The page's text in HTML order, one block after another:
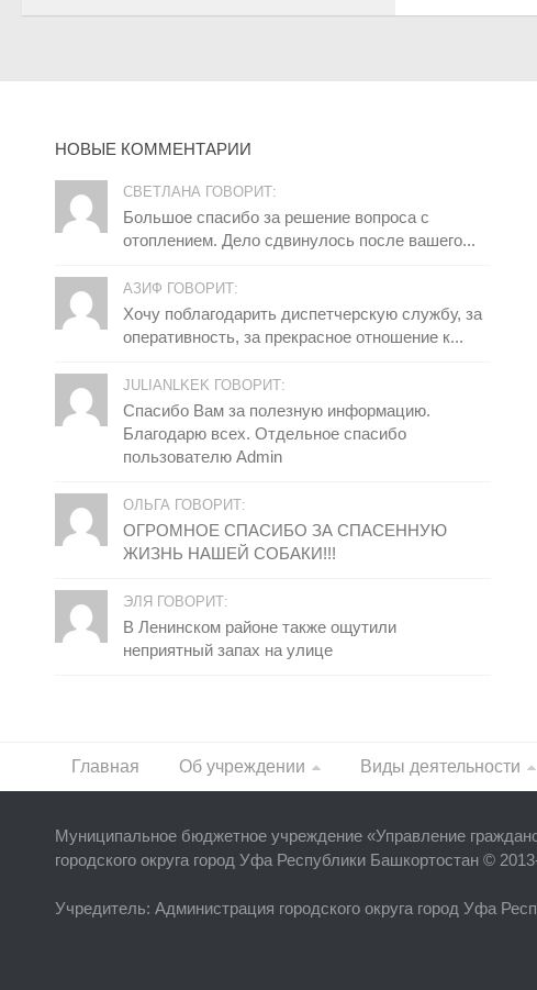
НОВЫЕ КОММЕНТАРИИ
СВЕТЛАНА ГОВОРИТ:
Большое спасибо за решение вопроса с
отоплением. Дело сдвинулось после вашего...
АЗИФ ГОВОРИТ:
Хочу поблагодарить диспетчерскую службу, за
оперативность, за прекрасное отношение к...
JULIANLKEK ГОВОРИТ:
Спасибо Вам за полезную информацию.
Благодарю всех. Отдельное спасибо
пользователю Admin
ОЛЬГА ГОВОРИТ:
ОГРОМНОЕ СПАСИБО ЗА СПАСЕННУЮ
ЖИЗНЬ НАШЕЙ СОБАКИ!!!
ЭЛЯ ГОВОРИТ:
В Ленинском районе также ощутили
неприятный запах на улице
Главная Об учреждении Виды деятельности
Муниципальное бюджетное учреждение «Управление
городского округа город Уфа Республики Башкортостан ©
Учредитель: Администрация городского округа город Уфа